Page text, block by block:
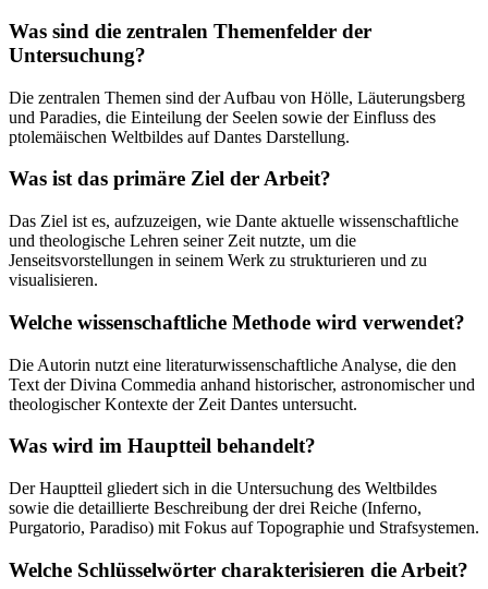
Was sind die zentralen Themenfelder der
Untersuchung?
Die zentralen Themen sind der Aufbau von Hölle, Läuterungsberg
und Paradies, die Einteilung der Seelen sowie der Einfluss des
ptolemäischen Weltbildes auf Dantes Darstellung.
Was ist das primäre Ziel der Arbeit?
Das Ziel ist es, aufzuzeigen, wie Dante aktuelle wissenschaftliche
und theologische Lehren seiner Zeit nutzte, um die
Jenseitsvorstellungen in seinem Werk zu strukturieren und zu
visualisieren.
Welche wissenschaftliche Methode wird verwendet?
Die Autorin nutzt eine literaturwissenschaftliche Analyse, die den
Text der Divina Commedia anhand historischer, astronomischer und
theologischer Kontexte der Zeit Dantes untersucht.
Was wird im Hauptteil behandelt?
Der Hauptteil gliedert sich in die Untersuchung des Weltbildes
sowie die detaillierte Beschreibung der drei Reiche (Inferno,
Purgatorio, Paradiso) mit Fokus auf Topographie und Strafsystemen.
Welche Schlüsselwörter charakterisieren die Arbeit?